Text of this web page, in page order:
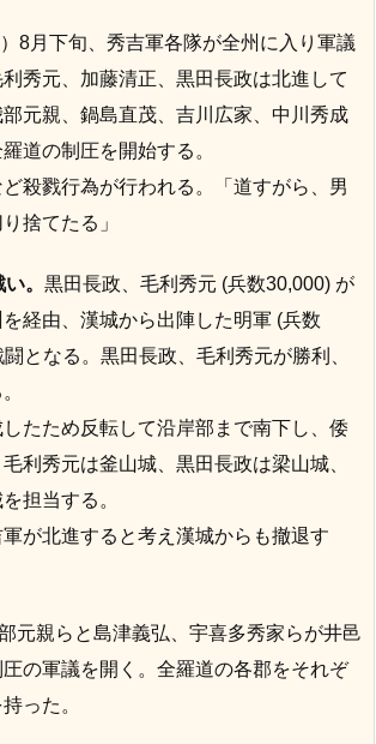
8月下旬、秀吉軍各隊が全州に入り軍議
秀元、加藤清正、黒田長政は北進して
元親、鍋島直茂、吉川広家、中川秀成
道の制圧を開始する。
殺戮行為が行われる。「道すがら、男
捨てたる」
。 黒田長政、毛利秀元 (兵数30,000) が
経由、漢城から出陣した明軍 (兵数
となる。黒田長政、毛利秀元が勝利、
たため反転して沿岸部まで南下し、倭
利秀元は釜山城、黒田長政は梁山城、
担当する。
が北進すると考え漢城からも撤退す
元親らと島津義弘、宇喜多秀家らが井邑
の軍議を開く。全羅道の各郡をそれぞ
った。